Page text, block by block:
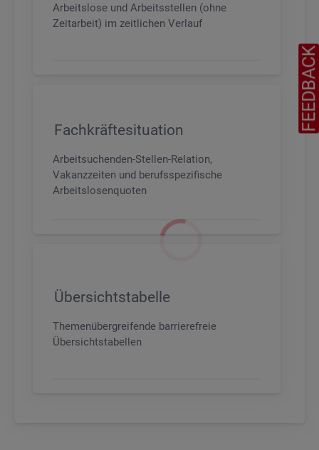
Arbeitslose und Arbeitsstellen (ohne
Zeitarbeit) im zeitlichen Verlauf
Fachkräftesituation
Arbeitsuchenden-Stellen-Relation,
Vakanzzeiten und berufsspezifische
Arbeitslosenquoten
Übersichtstabelle
Themenübergreifende barrierefreie
Übersichtstabellen
FEEDBACK